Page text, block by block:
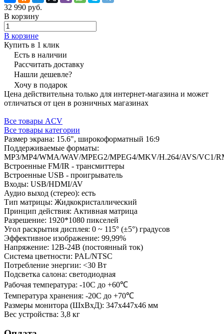
32 990 руб.
В корзину
В корзине
Купить в 1 клик
Есть в наличии
Рассчитать доставку
Нашли дешевле?
Хочу в подарок
Цена действительна только для интернет-магазина и может
отличаться от цен в розничных магазинах
Все товары ACV
Все товары категории
Размер экрана: 15.6", широкоформатный 16:9
Поддерживаемые форматы:
MP3/MP4/WMA/WAV/MPEG2/MPEG4/MKV/H.264/AVS/VC1/
Встроенные FM/IR - трансмиттеры
Встроенные USB - проигрыватель
Входы: USB/HDMI/AV
Аудио выход (стерео): есть
Тип матрицы: Жидкокристаллический
Принцип действия: Активная матрица
Разрешение: 1920*1080 пикселей
Угол раскрытия дисплея: 0 ~ 115° (±5°) градусов
Эффективное изображение: 99,99%
Напряжение: 12В-24В (постоянный ток)
Система цветности: PAL/NTSC
Потребление энергии: <30 Вт
Подсветка салона: светодиодная
Рабочая температура: -10С до +60℃
Температура хранения: -20С до +70℃
Размеры монитора (ШхВхД): 347х447х46 мм
Вес устройства: 3,8 кг